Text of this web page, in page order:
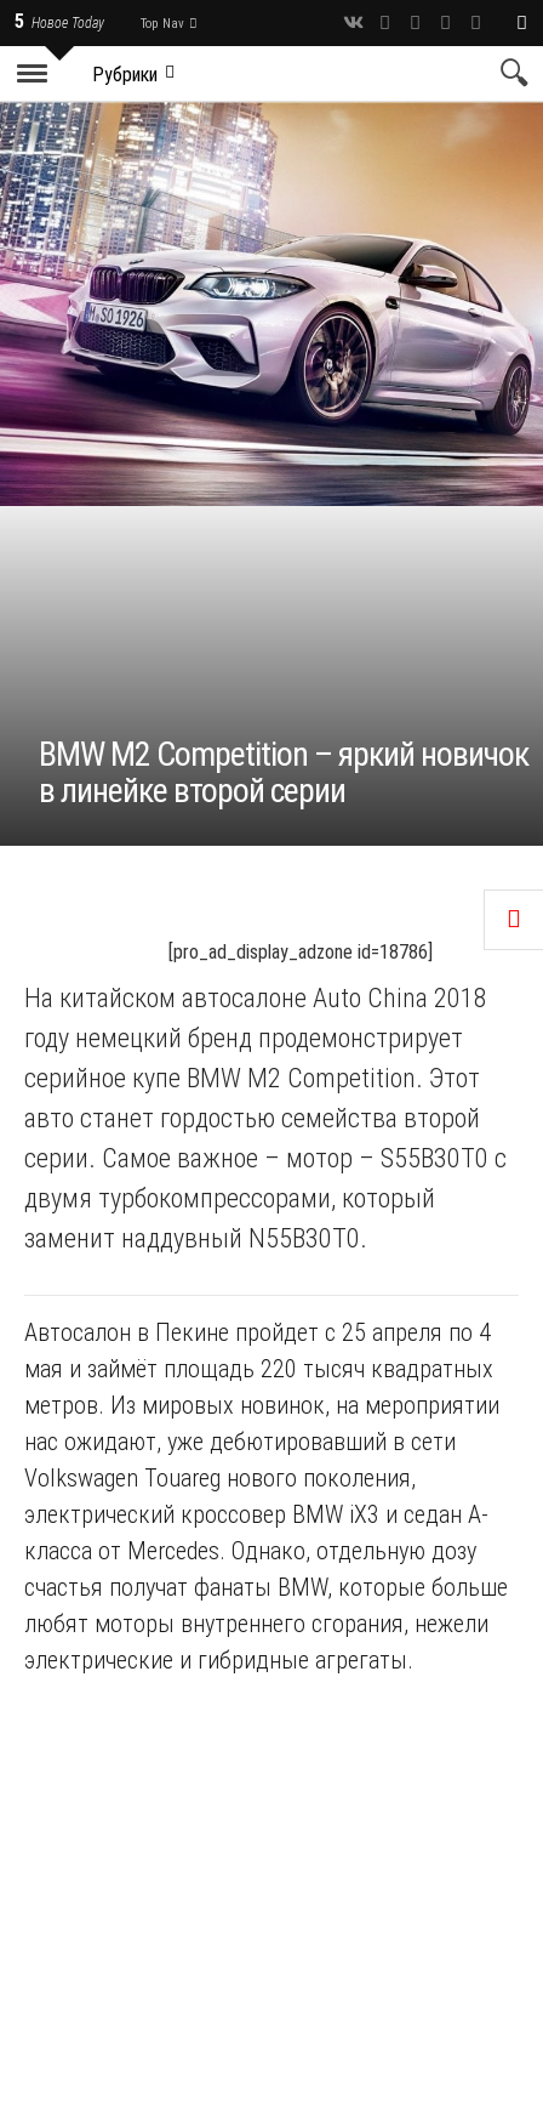
5 Новое Today Top Nav
Рубрики
BMW M2 Competition – яркий новичок
в линейке второй серии
[pro_ad_display_adzone id=18786]
На китайском автосалоне Auto China 2018
году немецкий бренд продемонстрирует
серийное купе BMW M2 Competition. Этот
авто станет гордостью семейства второй
серии. Самое важное – мотор – S55B30T0 с
двумя турбокомпрессорами, который
заменит наддувный N55B30T0.
Автосалон в Пекине пройдет с 25 апреля по 4
мая и займёт площадь 220 тысяч квадратных
метров. Из мировых новинок, на мероприятии
нас ожидают, уже дебютировавший в сети
Volkswagen Touareg нового поколения,
электрический кроссовер BMW iX3 и седан А-
класса от Mercedes. Однако, отдельную дозу
счастья получат фанаты BMW, которые больше
любят моторы внутреннего сгорания, нежели
электрические и гибридные агрегаты.